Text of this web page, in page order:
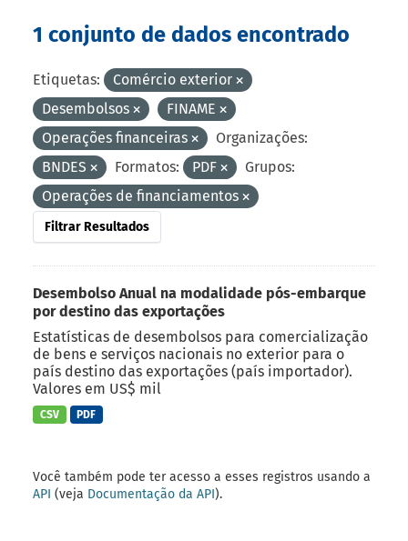
1 conjunto de dados encontrado
Etiquetas:
Comércio exterior
Desembolsos
FINAME
Operações financeiras
Organizações:
BNDES
Formatos: PDF
Grupos:
Operações de financiamentos
Filtrar Resultados
Desembolso Anual na modalidade pós-embarque
por destino das exportações
Estatísticas de desembolsos para comercialização
de bens e serviços nacionais no exterior para o
país destino das exportações (país importador).
Valores em US$ mil
CSV PDF
Você também pode ter acesso a esses registros usando a
API (veja Documentação da API).